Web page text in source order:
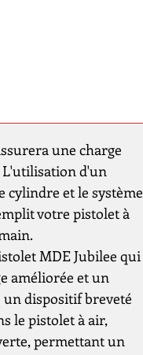
une charge
L'utilisation d'un
cylindre et le système
votre pistolet à
MDE Jubilee qui
améliorée et un
dispositif breveté
le pistolet à air,
permettant un